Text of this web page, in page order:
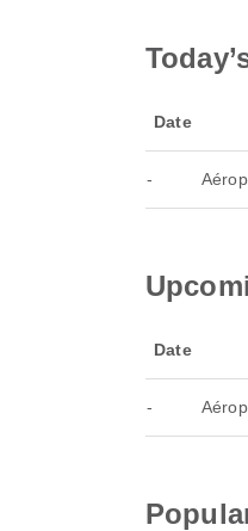
Date
-
Date
-